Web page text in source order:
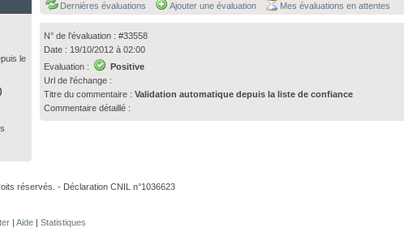
le
)
Dernières évaluations Ajouter une évaluation Mes évaluations en attentes
N° de l'évaluation : #33558
Date : 19/10/2012 à 02:00
Evaluation :
Positive
Url de l'échange :
Titre du commentaire : Validation automatique depuis la liste de confiance
Commentaire détaillé :
réservés. - Déclaration CNIL n°1036623
| Aide | Statistiques